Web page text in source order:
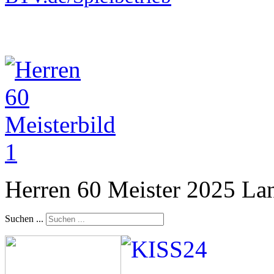
Herren 60 Meister 2025
Suchen ...